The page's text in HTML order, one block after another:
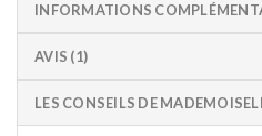
INFORMATIONS
AVIS (1)
LES CONSEILS DE